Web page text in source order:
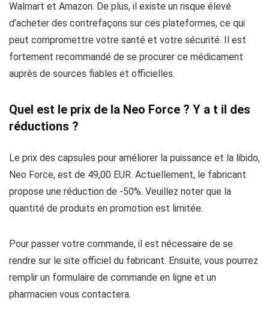
Walmart et Amazon. De plus, il existe un risque élevé
d’acheter des contrefaçons sur ces plateformes, ce qui
peut compromettre votre santé et votre sécurité. Il est
fortement recommandé de se procurer ce médicament
auprès de sources fiables et officielles.
Quel est le prix de la Neo Force ? Y a t il des
réductions ?
Le prix des capsules pour améliorer la puissance et la libido,
Neo Force, est de 49,00 EUR. Actuellement, le fabricant
propose une réduction de -50%. Veuillez noter que la
quantité de produits en promotion est limitée.
Pour passer votre commande, il est nécessaire de se
rendre sur le site officiel du fabricant. Ensuite, vous pourrez
remplir un formulaire de commande en ligne et un
pharmacien vous contactera.